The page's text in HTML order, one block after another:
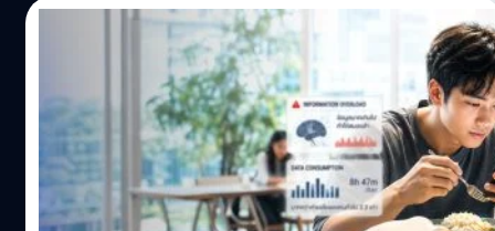
มา นักวิจัยต้องนำเซลล์ของผู้ป่วยมาปรับแต่งในห้องปฏิบัติการ
ก่อนส่งกลับเข้าสู่ร่างกาย แม้วิธีนี้จะให้ผลลัพธ์ที่ดี แต่เซลล์
ผลิตได้อย่างจำกัด และต้องใช้เวลาหลายสัปดาห์ งานวิจัย
ใหม่นี้จึงเลือกแก้ปัญหาที่ต้นทาง แทนที่จะต้องสร้างเซลล์
ภูมิคุ้มกันขึ้นมาใหม่ทุกครั้ง นักวิจัยกลับพบวิธีเพาะเลี้ยงเซลล์
ต้นกำเนิดของเซลล์ภูมิคุ้มกันให้สามารถแบ่งตัวและผลิตเซลล์
รุ่นใหม่ได้อย่างต่อเนื่อง ถ้าจะพูดให้เห็นภาพก็คือ จากเดิมที่
ต้อง "ฝึกทหารใหม่" ทุกครั้ง งานวิจัยนี้กำลังพยายามสร้าง
"ศูนย์ฝึก" ที่สามารถผลิตทหารได้เรื่อย ๆ แทน…
เปิดสวิตช์มันไม่เจอ ? งานวิจัยล่าสุดจากทีมมหาวิทยาลัย
เทกซัสเอแอนด์เอ็ม (Texas A&M University) พบว่าระบบ
เยียวยาบาดแผลในสัตว์เลี้ยงลูกด้วยนม สามารถถูกกระตุ้นให้
สร้าง 'โครงสร้างกระดูก' ที่สูญเสียไปขึ้นมาใหม่ได้ ถึงผลลัพธ์
ในการทดลองกับหนูจะยังไม่เพอร์เฟกต์ 100% แต่นี่คือก้าว
สำคัญที่ทำให้เราเข้าใจระบบฟื้นฟูร่างกายตัวเองได้ลึกซึ้งขึ้น
เคน มูเนโอกะ (Ken Muneoka) นักชีววิทยาด้านพัฒนาการ
จากทีมวิจัย เผยว่า "เราควรเริ่มหันมาโฟกัสการใช้สัญญาณ
รู้จัก Dataism ทำไมมนุษย์เสพติดชุดข้อมูล จน
สูญเสียเจตจำนงเสรี ? ส่องมุมมองของ บิลล์
เกตส์ ต่ออนาคตของ AI และ Dataism
ในยุคที่เทรนด์สุขภาพมาแรงก็อาจจะทำให้ใครหลาย ๆ คนเริ่ม
ที่จะหันมาสนใจเรื่องการดูแลตัวเองมากยิ่งขึ้น และเทรนด์นี้ก็